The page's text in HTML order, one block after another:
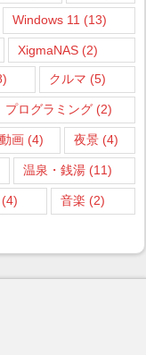
Windows 11 (13)
XigmaNAS (2)
クルマ (5)
プログラミング(2)
動画 (4) 夜景 (4)
温泉・銭湯 (11)
音楽 (2)